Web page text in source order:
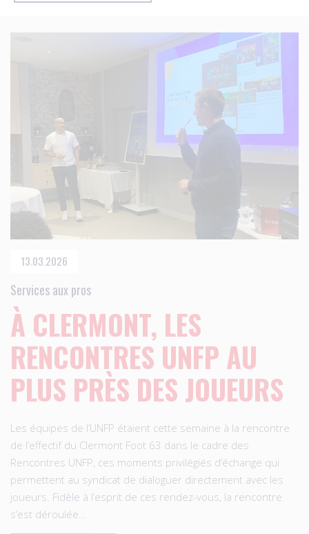
13.03.2026
Services aux pros
À CLERMONT, LES
RENCONTRES UNFP AU
PLUS PRÈS DES JOUEURS
Les équipes de l’UNFP étaient cette semaine à la rencontre
de l’effectif du Clermont Foot 63 dans le cadre des
Rencontres UNFP, ces moments privilégiés d’échange qui
permettent au syndicat de dialoguer directement avec les
joueurs. Fidèle à l’esprit de ces rendez-vous, la rencontre
s’est déroulée…